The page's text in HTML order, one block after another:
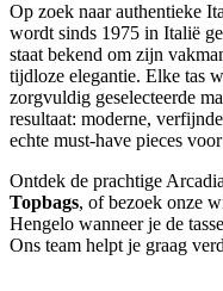
Op zoek naar authentieke
wordt sinds 1975 in Italië
staat bekend om zijn
tijdloze elegantie. Elke tas
zorgvuldig geselecteerde
resultaat: moderne,
echte must-have pieces
Ontdek de prachtige
Topbags, of bezoek onze
Hengelo wanneer je de
Ons team helpt je graag